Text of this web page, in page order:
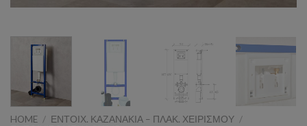
HOME / ΕΝΤΟΙΧ. ΚΑΖΑΝΑΚΙΑ – ΠΛΑΚ. ΧΕΙΡΙΣΜΟΥ /